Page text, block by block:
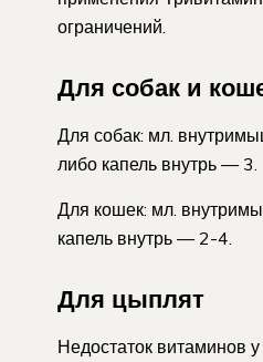
ограничений.
Для собак и
Для собак: мл.
либо капель внутрь — 3.
Для кошек: мл.
капель внутрь — 2-4.
Для цыплят
Недостаток витаминов